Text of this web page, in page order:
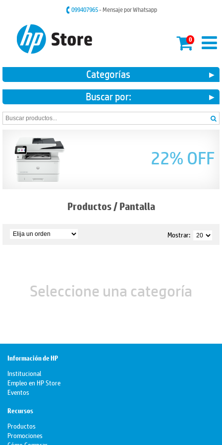
099407965- Mensaje por Whatsapp
0
Categorías
Buscar por:
22% OFF
Productos/Pantalla
Mostrar:
Seleccione una categoría
Información de HP
Institucional
Empleo en HP Store
Eventos
Recursos
Productos
Promociones